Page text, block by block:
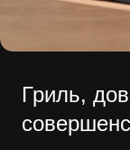
Гриль,